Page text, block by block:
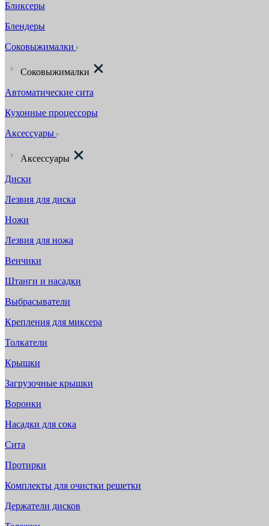
Бликсеры
Блендеры
Соковыжималки
Соковыжималки
Автоматические сита
Кухонные процессоры
Аксессуары
Аксессуары
Диски
Лезвия для диска
Ножи
Лезвия для ножа
Венчики
Штанги и насадки
Выбрасыватели
Крепления для миксера
Толкатели
Крышки
Загрузочные крышки
Воронки
Насадки для сока
Сита
Протирки
Комплекты для очистки решетки
Держатели дисков